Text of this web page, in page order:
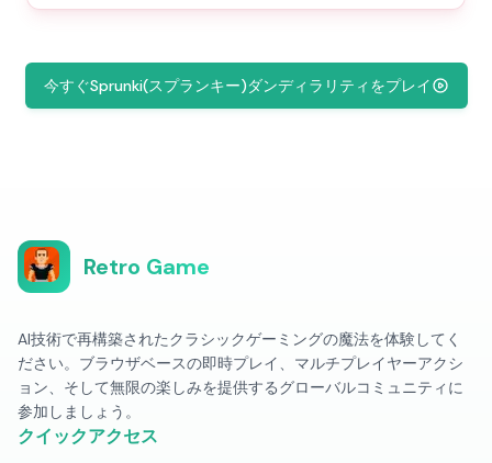
今すぐSprunki(スプランキー)ダンディラリティをプレイ
Retro Game
AI技術で再構築されたクラシックゲーミングの魔法を体験してく
ださい。ブラウザベースの即時プレイ、マルチプレイヤーアクシ
ョン、そして無限の楽しみを提供するグローバルコミュニティに
参加しましょう。
クイックアクセス